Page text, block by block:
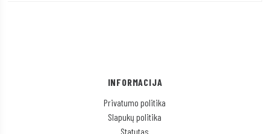
INFORMACIJA
Privatumo politika
Slapukų politika
Statutas